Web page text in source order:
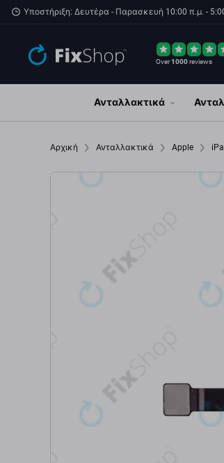
Παράβλεψη στο κύριο περιεχόμενο
Υποστήριξη: Δευτέρα - Παρασκευή 10:00 π.μ. -
Over1000reviews
Ανταλλακτικά
Αρχική Ανταλλακτικά Apple